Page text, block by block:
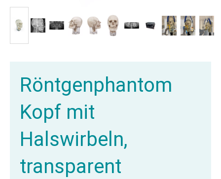
Röntgenphantom
Kopf mit
Halswirbeln,
transparent